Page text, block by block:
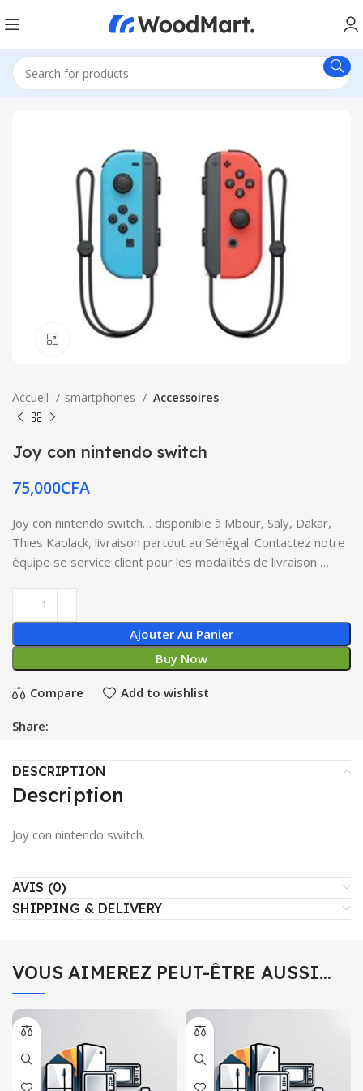
Click to enlarge
Accueil smartphones Accessoires
Joy con nintendo switch
75,000CFA
Joy con nintendo switch… disponible à Mbour, Saly, Dakar,
Thies Kaolack, livraison partout au Sénégal. Contactez notre
équipe se service client pour les modalités de livraison …
Ajouter Au Panier
Buy Now
Compare Add to wishlist
Share:
DESCRIPTION
Description
Joy con nintendo switch.
AVIS (0)
SHIPPING & DELIVERY
VOUS AIMEREZ PEUT-ÊTRE AUSSI…